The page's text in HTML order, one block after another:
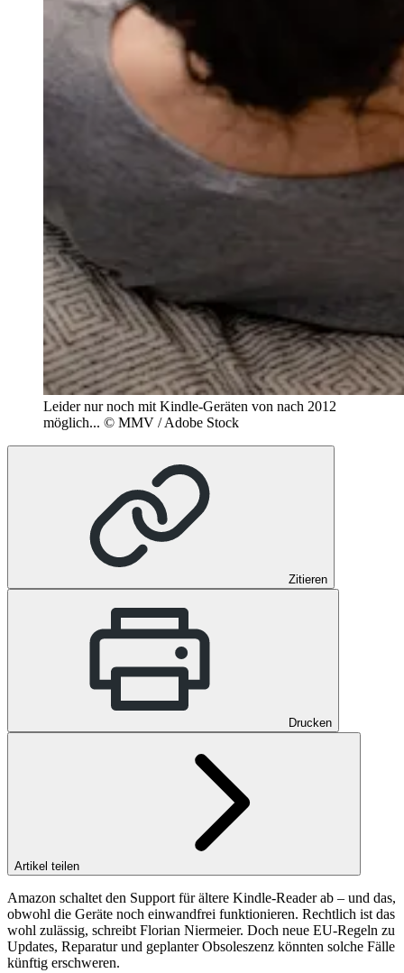
Leider nur noch mit Kindle-Geräten von nach 2012
möglich... © MMV / Adobe Stock
Zitieren
Drucken
Artikel teilen
Amazon schaltet den Support für ältere Kindle-Reader ab – und das,
obwohl die Geräte noch einwandfrei funktionieren. Rechtlich ist das
wohl zulässig, schreibt Florian Niermeier. Doch neue EU-Regeln zu
Updates, Reparatur und geplanter Obsoleszenz könnten solche Fälle
künftig erschweren.